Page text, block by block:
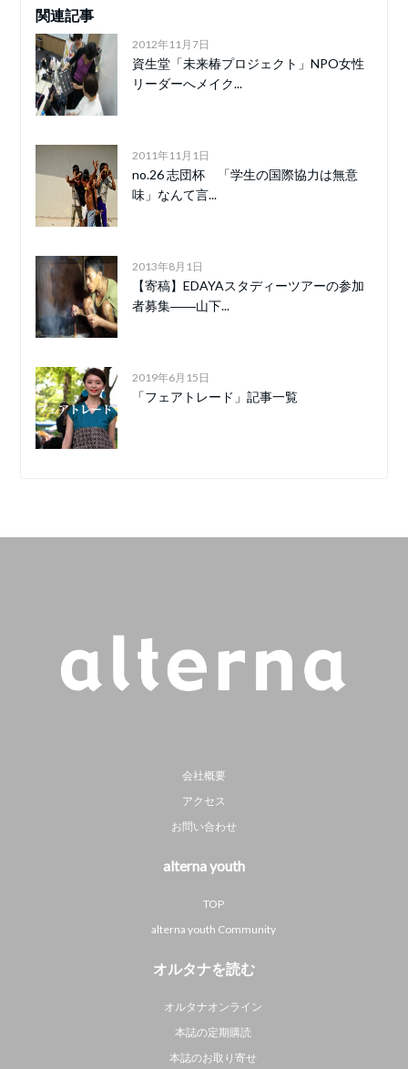
関連記事
2012年11月7日
資生堂「未来椿プロジェクト」NPO女性
リーダーへメイク...
2011年11月1日
no.26 志団杯 「学生の国際協力は無意
味」なんて言...
2013年8月1日
【寄稿】EDAYAスタディーツアーの参加
者募集――山下...
2019年6月15日
「フェアトレード」記事一覧
会社概要
アクセス
お問い合わせ
alterna youth
TOP
alterna youth Community
オルタナを読む
オルタナオンライン
本誌の定期購読
本誌のお取り寄せ